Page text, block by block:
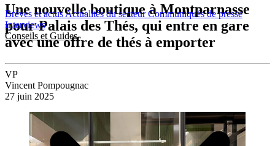
Brèves et actusActualités du secteurCommuniqués de presse
Interviews
Conseils et Guides
Une nouvelle boutique à Montparnasse
pour Palais des Thés, qui entre en gare
avec une offre de thés à emporter
VP
Vincent Pompougnac
27 juin 2025